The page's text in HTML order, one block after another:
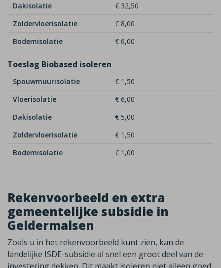
Dakisolatie
€ 32,50
Zoldervloerisolatie
€ 8,00
Bodemisolatie
€ 6,00
Toeslag Biobased isoleren
Spouwmuurisolatie
€ 1,50
Vloerisolatie
€ 6,00
Dakisolatie
€ 5,00
Zoldervloerisolatie
€ 1,50
Bodemisolatie
€ 1,00
Rekenvoorbeeld en extra
gemeentelijke subsidie in
Geldermalsen
Zoals u in het rekenvoorbeeld kunt zien, kan de
landelijke ISDE-subsidie al snel een groot deel van de